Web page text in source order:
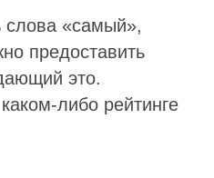
слова «самый»,
предоставить
это.
либо рейтинге